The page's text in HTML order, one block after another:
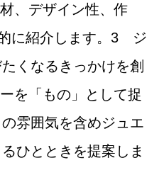
、デザイン性、作
に紹介します。3 ジ
くなるきっかけを創
を「もの」として捉
雰囲気を含めジュエ
ひとときを提案しま